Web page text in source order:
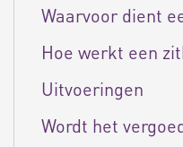
Waarvoor dient
Hoe werkt een
Uitvoeringen
Wordt het